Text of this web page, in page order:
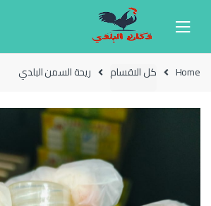
Home كل الاقسام ريحة السمن البلدي